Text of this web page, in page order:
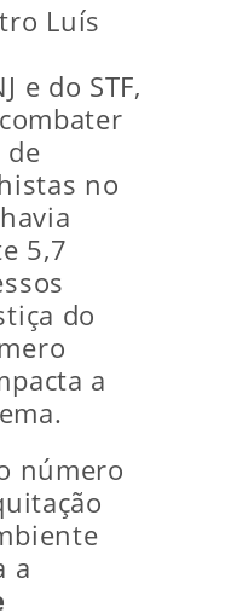
Luís
e do STF,
de
no
5,7
do
a
número
a